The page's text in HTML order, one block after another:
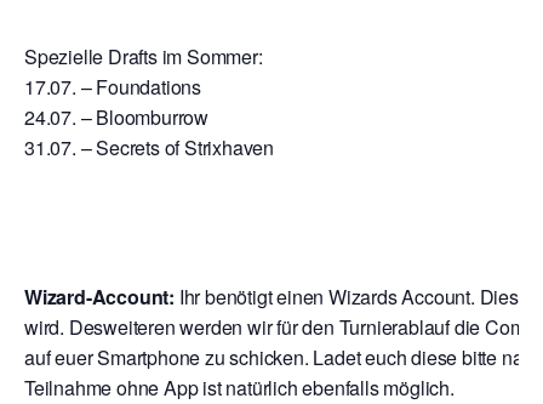
Spezielle Drafts im Sommer:
17.07. – Foundations
24.07. – Bloomburrow
31.07. – Secrets of Strixhaven
Wizard-Account: Ihr benötigt einen Wizards Account. Dies
wird. Desweiteren werden wir für den Turnierablauf die
auf euer Smartphone zu schicken. Ladet euch diese bitte
Teilnahme ohne App ist natürlich ebenfalls möglich.